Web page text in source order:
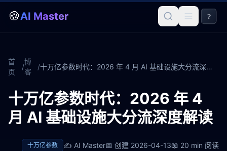
🍪AI Master ?
首
页
/
博
客
/ 十万亿参数时代：2026 年 4 月 AI 基础设施大分流深度解读
十万亿参数时代：2026 年 4
月 AI 基础设施大分流深度解读
十万亿参数 ✍️ AI Master📅 创建 2026-04-13📖 20 min 阅读